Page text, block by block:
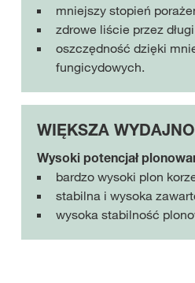
mniejszy stopień
zdrowe liście przez
oszczędność dzięki
fungicydowych.
WIĘKSZA
Wysoki potencjał
bardzo wysoki plon
stabilna i wysoka
wysoka stabilność